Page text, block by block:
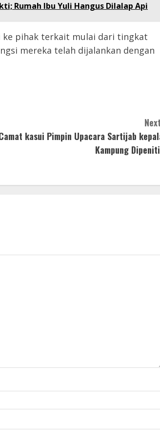
Rumah Ibu Yuli Hangus Dilalap Api
ke pihak terkait mulai dari tingkat
mereka telah dijalankan dengan
kasui Pimpin Upacara Sartijab
Kampung